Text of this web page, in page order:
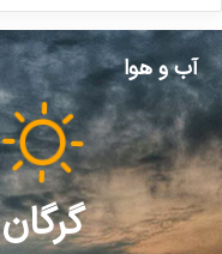
آب و هوا
گرگان